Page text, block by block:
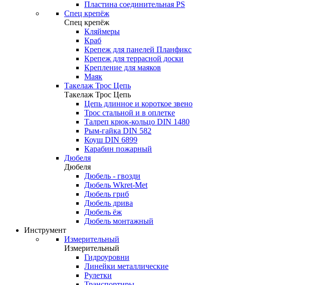
Пластина соединительная PS
Спец крепёж
Спец крепёж
Кляймеры
Краб
Крепеж для панелей Планфикс
Крепеж для террасной доски
Крепление для маяков
Маяк
Такелаж Трос Цепь
Такелаж Трос Цепь
Цепь длинное и короткое звено
Трос стальной и в оплетке
Талреп крюк-кольцо DIN 1480
Рым-гайка DIN 582
Коуш DIN 6899
Карабин пожарный
Дюбеля
Дюбеля
Дюбель - гвозди
Дюбель Wkret-Met
Дюбель гриб
Дюбель дрива
Дюбель ёж
Дюбель монтажный
Инструмент
Измерительный
Измерительный
Гидроуровни
Линейки металлические
Рулетки